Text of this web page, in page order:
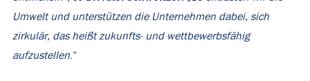
Umwelt und unterstützen die Unternehmen dabei, sich
zirkulär, das heißt zukunfts- und wettbewerbsfähig
aufzustellen .“